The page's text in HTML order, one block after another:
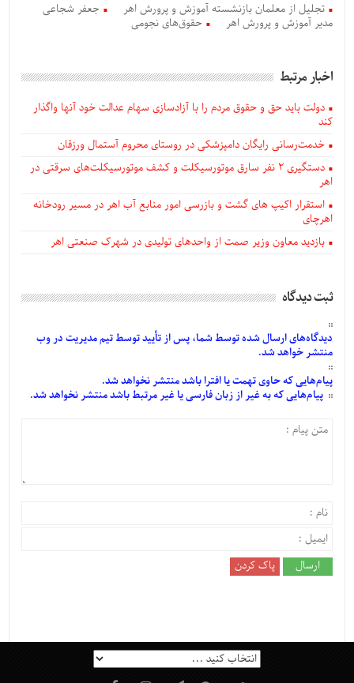
تجلیل از معلمان بازنشسته آموزش و پرورش اهر
جعفر شجاعی
مدیر آموزش و پرورش اهر
حقوق‌های نجومی
اخبار مرتبط
دولت باید حق و حقوق مردم را با آزادسازی سهام عدالت خود آنها واگذار
کند
خدمت‌رسانی رایگان دامپزشکی در روستای محروم آستمال ورزقان
دستگيری ۲ نفر سارق موتورسیکلت و کشف موتورسیکلت‌های سرقتی در
اهر
استقرار اکیپ های گشت و بازرسی امور منابع آب اهر در مسیر رودخانه
اهرچای
بازدید معاون وزیر صمت از واحدهای تولیدی در شهرک صنعتی اهر
ثبت دیدگاه
دیدگاه‌هایارسالشدهتوسط شما، پس ازتأییدتوسط تیم مدیریت در وب
منتشر خواهد شد.
پیام‌هاییکه حاوی تهمت یا افترا باشد منتشر نخواهد شد.
پیام‌هاییکه به غیر از زبان فارسی یا غیر مرتبط باشد منتشر نخواهد شد.